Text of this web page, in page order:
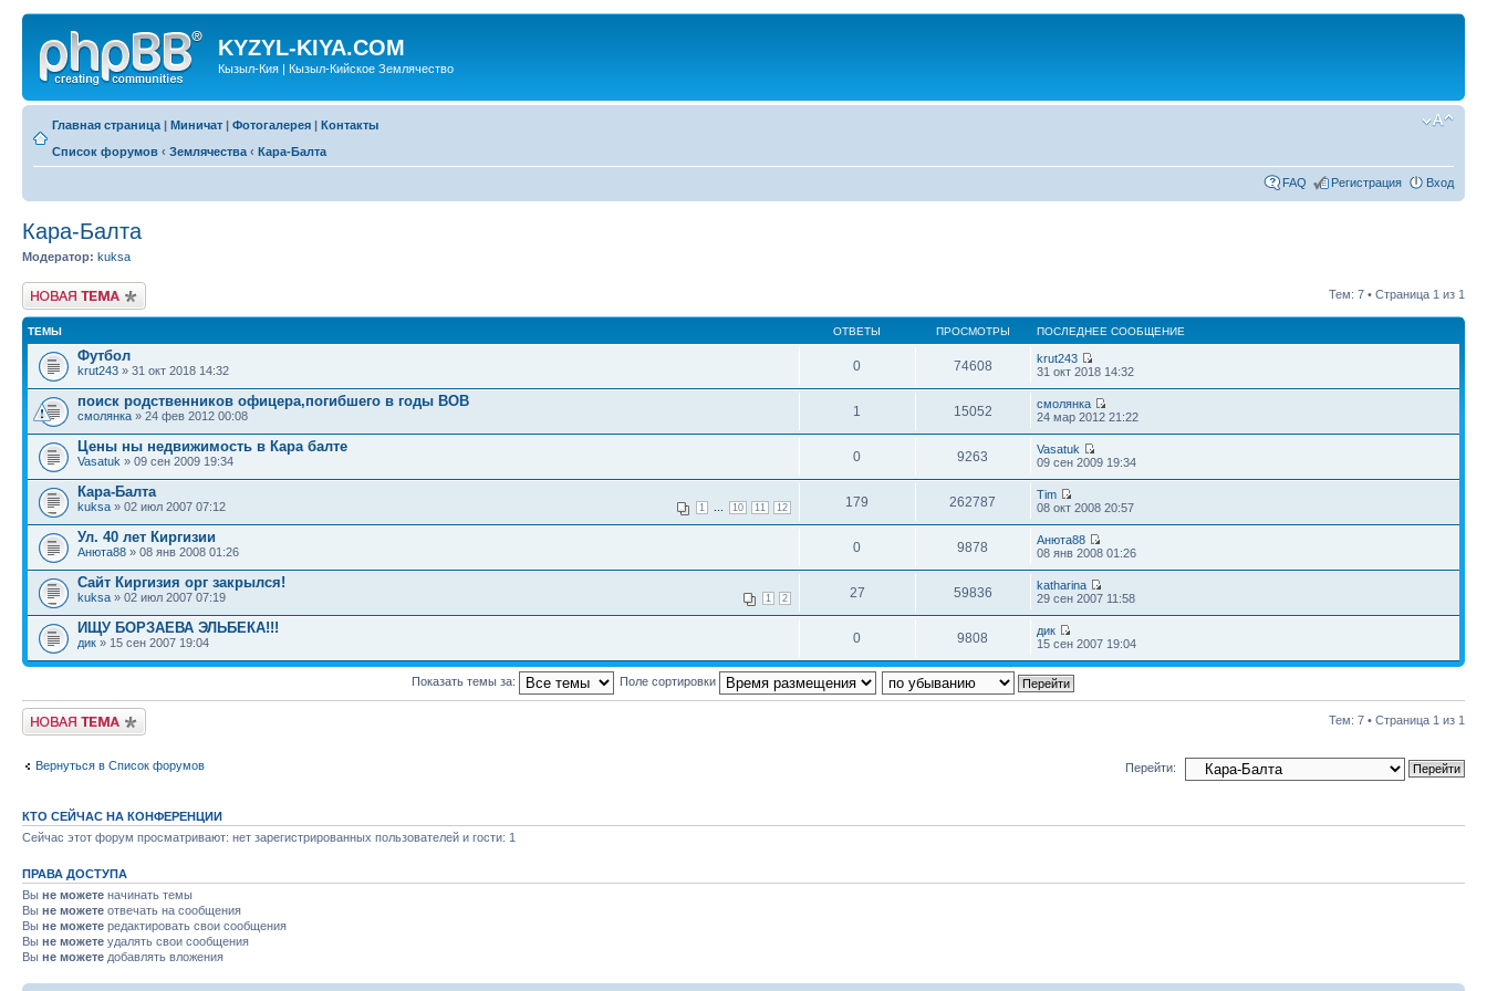
KYZYL-KIYA.COM
Кызыл-Кия | Кызыл-Кийское Землячество
Главная страница | Миничат | Фотогалерея | Контакты
Список форумов ‹ Землячества ‹ Кара-Балта
FAQ Регистрация Вход
Кара-Балта
Модератор: kuksa
Новая тема Тем: 7 • Страница 1 из 1
ТЕМЫ ОТВЕТЫ ПРОСМОТРЫ ПОСЛЕДНЕЕ СООБЩЕНИЕ
Футбол
krut243 » 31 окт 2018 14:32 0 74608
krut243
31 окт 2018 14:32
поиск родственников офицера,погибшего в годы ВОВ
смолянка » 24 фев 2012 00:08 1 15052
смолянка
24 мар 2012 21:22
Цены ны недвижимость в Кара балте
Vasatuk » 09 сен 2009 19:34 0 9263
Vasatuk
09 сен 2009 19:34
Кара-Балта
1 10 11 12
kuksa » 02 июл 2007 07:12 179 262787
Tim
08 окт 2008 20:57
Ул. 40 лет Киргизии
Анюта88 » 08 янв 2008 01:26 0 9878
Анюта88
08 янв 2008 01:26
Сайт Киргизия орг закрылся!
1 2
kuksa » 02 июл 2007 07:19 27 59836
katharina
29 сен 2007 11:58
ИЩУ БОРЗАЕВА ЭЛЬБЕКА!!!
дик » 15 сен 2007 19:04 0 9808
дик
15 сен 2007 19:04
Показать темы за: Поле сортировки
Новая тема Тем: 7 • Страница 1 из 1
Вернуться в Список форумов Перейти:
КТО СЕЙЧАС НА КОНФЕРЕНЦИИ
Сейчас этот форум просматривают: нет зарегистрированных пользователей и гости: 1
ПРАВА ДОСТУПА
Вы не можете начинать темы
Вы не можете отвечать на сообщения
Вы не можете редактировать свои сообщения
Вы не можете удалять свои сообщения
Вы не можете добавлять вложения